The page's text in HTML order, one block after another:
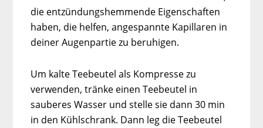
die entzündungshemmende Eigenschaften
haben, die helfen, angespannte Kapillaren in
deiner Augenpartie zu beruhigen.
Um kalte Teebeutel als Kompresse zu
verwenden, tränke einen Teebeutel in
sauberes Wasser und stelle sie dann 30 min
in den Kühlschrank. Dann leg die Teebeutel